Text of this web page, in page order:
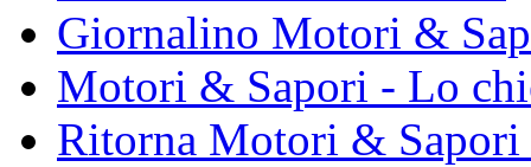
Giornalino Motori &
Motori & Sapori - Lo
Ritorna Motori & Sapori